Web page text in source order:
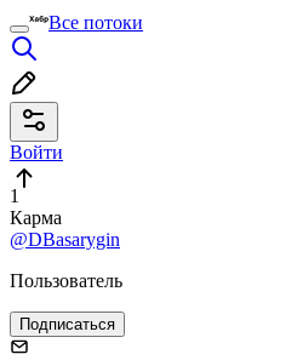
Все потоки
Войти
1
Карма
@DBasarygin
Пользователь
Подписаться